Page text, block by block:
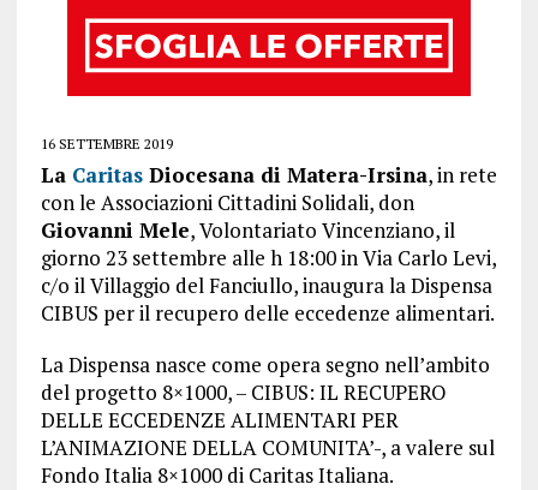
16 SETTEMBRE 2019
La CaritasDiocesana di Matera-Irsina, in rete
con le Associazioni Cittadini Solidali, don
Giovanni Mele, Volontariato Vincenziano, il
giorno 23 settembre alle h 18:00 in Via Carlo Levi,
c/o il Villaggio del Fanciullo, inaugura la Dispensa
CIBUS per il recupero delle eccedenze alimentari.
La Dispensa nasce come opera segno nell’ambito
del progetto 8×1000, – CIBUS: IL RECUPERO
DELLE ECCEDENZE ALIMENTARI PER
L’ANIMAZIONE DELLA COMUNITA’-, a valere sul
Fondo Italia 8×1000 di Caritas Italiana.